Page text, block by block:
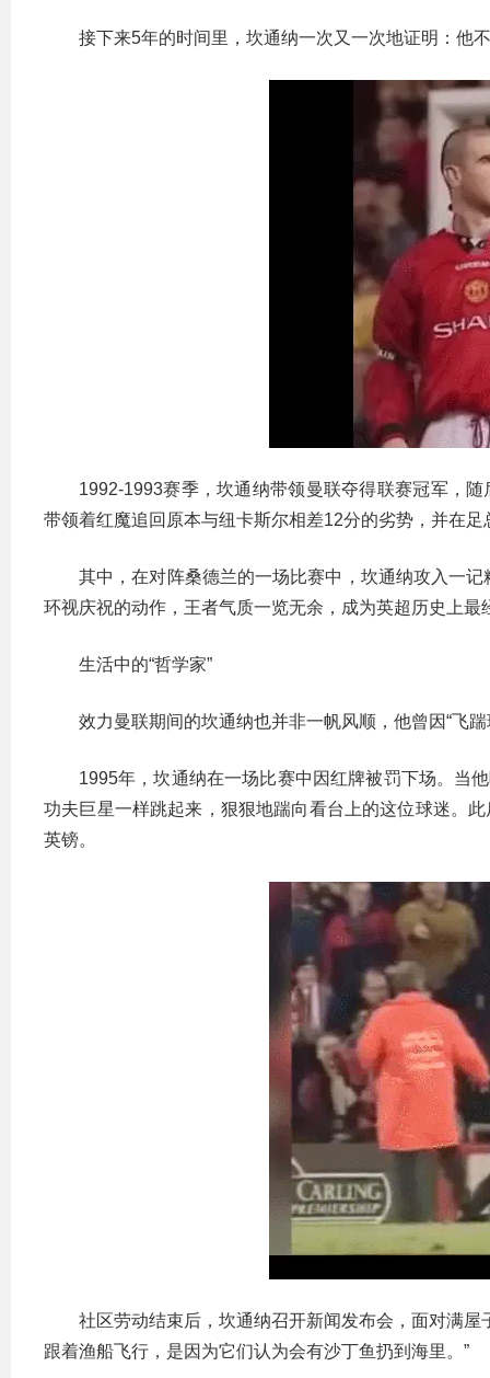
接下来5年的时间里，坎通纳一次又一次地证明：他
1992-1993赛季，坎通纳带领曼联夺得联赛冠军，
带领着红魔追回原本与纽卡斯尔相差12分的劣势，并在足
其中，在对阵桑德兰的一场比赛中，坎通纳攻入一
环视庆祝的动作，王者气质一览无余，成为英超历史上最
生活中的“哲学家”
效力曼联期间的坎通纳也并非一帆风顺，他曾因“飞
1995年，坎通纳在一场比赛中因红牌被罚下场。当
功夫巨星一样跳起来，狠狠地踹向看台上的这位球迷。
英镑。
社区劳动结束后，坎通纳召开新闻发布会，面对满
跟着渔船飞行，是因为它们认为会有沙丁鱼扔到海里。”